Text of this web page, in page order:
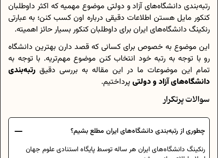
رتبه‌بندی دانشگاه‌های آزاد و دولتی موضوع مهمیه که اکثر داوطلبان
کنکور مایل هستن اطلاعات دقیقی درباره اون کسب کنن؛ به عبارتی
رنکینگ دانشگاه‌های ایران برای داوطلبان کنکور بسیار حائز اهمیته.
این موضوع به خصوص برای کسانی که قصد دارن بهترین دانشگاه
رو با توجه به رتبه خود انتخاب کنن موضوع مهم‌تریه. با توجه به
تمام این موضوعات ما در این مقاله به بررسی دقیق رتبه‌بندی
دانشگاه‌‌های آزاد و دولتی پرداختیم.
سوالات پرتکرار
چطوری از رتبه‌بندی دانشگاه‌های ایران مطلع بشیم؟
رنکینگ دانشگاه‌های ایران هر ساله توسط پایگاه استنادی علوم جهان